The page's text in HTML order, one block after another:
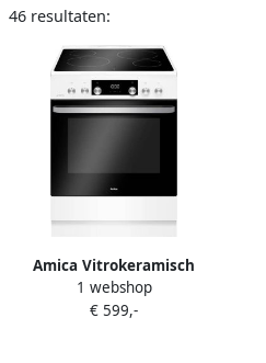
46 resultaten:
Amica Vitrokeramisch
Fornuis met Airfry
ACV7005RB 50 cm B 77 L 4
1 webshop
€ 599,-